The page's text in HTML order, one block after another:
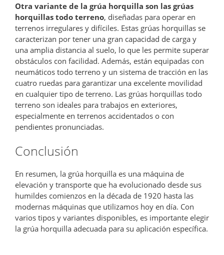
Otra variante de la grúa horquilla son las grúas
horquillas todo terreno, diseñadas para operar en
terrenos irregulares y difíciles. Estas grúas horquillas se
caracterizan por tener una gran capacidad de carga y
una amplia distancia al suelo, lo que les permite superar
obstáculos con facilidad. Además, están equipadas con
neumáticos todo terreno y un sistema de tracción en las
cuatro ruedas para garantizar una excelente movilidad
en cualquier tipo de terreno. Las grúas horquillas todo
terreno son ideales para trabajos en exteriores,
especialmente en terrenos accidentados o con
pendientes pronunciadas.
Conclusión
En resumen, la grúa horquilla es una máquina de
elevación y transporte que ha evolucionado desde sus
humildes comienzos en la década de 1920 hasta las
modernas máquinas que utilizamos hoy en día. Con
varios tipos y variantes disponibles, es importante elegir
la grúa horquilla adecuada para su aplicación específica.